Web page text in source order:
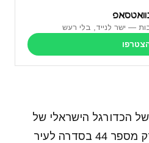
— ישר לנייד, בלי רעש
הכדורגל הישראלי של
מגזין "JSport" מגיע לפרק מספר 44 בסדרה לעיר